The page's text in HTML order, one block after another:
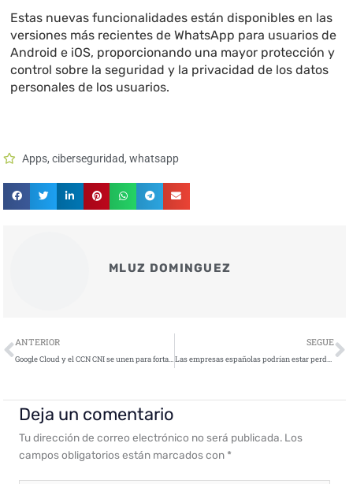
Estas nuevas funcionalidades están disponibles en las
versiones más recientes de WhatsApp para usuarios de
Android e iOS, proporcionando una mayor protección y
control sobre la seguridad y la privacidad de los datos
personales de los usuarios.
Apps,ciberseguridad,whatsapp
MLUZ DOMINGUEZ
Ant
ANTERIOR
Google Cloud y el CCN CNI se unen para fortalecer la seguridad en la nube en España
SEGUE
Las empresas españolas podrían estar perdiendo hasta un 8% del PIB por falta de medidas de ciberseguridad
Deja un comentario
Tu dirección de correo electrónico no será publicada. Los
campos obligatorios están marcados con *